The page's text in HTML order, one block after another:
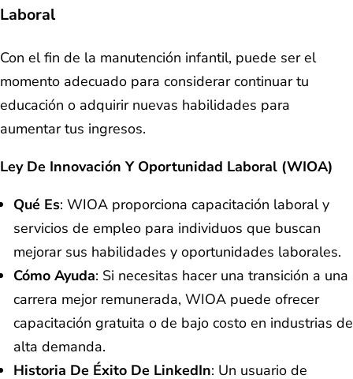
Laboral
Con el fin de la manutención infantil, puede ser el
momento adecuado para considerar continuar tu
educación o adquirir nuevas habilidades para
aumentar tus ingresos.
Ley De Innovación Y Oportunidad Laboral (WIOA)
Qué Es: WIOA proporciona capacitación laboral y
servicios de empleo para individuos que buscan
mejorar sus habilidades y oportunidades laborales.
Cómo Ayuda: Si necesitas hacer una transición a una
carrera mejor remunerada, WIOA puede ofrecer
capacitación gratuita o de bajo costo en industrias de
alta demanda.
Historia De Éxito De LinkedIn: Un usuario de